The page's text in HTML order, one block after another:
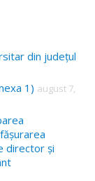
din județul
1) august 7,
director și